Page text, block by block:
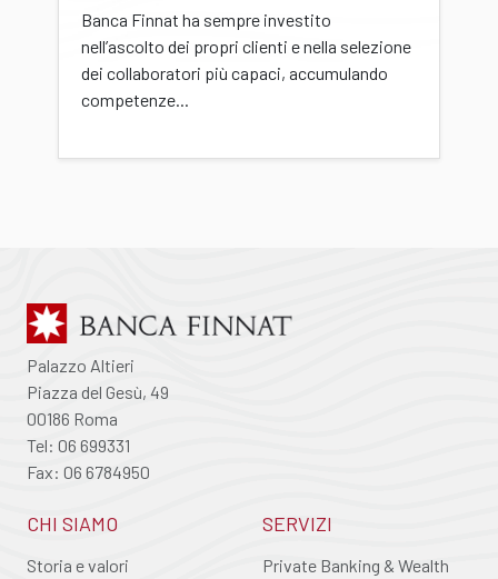
Banca Finnat ha sempre investito
nell’ascolto dei propri clienti e nella selezione
dei collaboratori più capaci, accumulando
competenze...
Palazzo Altieri
Piazza del Gesù, 49
00186 Roma
Tel: 06 699331
Fax: 06 6784950
CHI SIAMO
Storia e valori
SERVIZI
Private Banking & Wealth